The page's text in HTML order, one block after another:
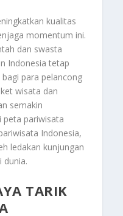
kualitas
momentum ini.
dan swasta
Indonesia tetap
para pelancong
wisata dan
semakin
peta pariwisata
Indonesia,
ledakan kunjungan
dunia.
TARIK